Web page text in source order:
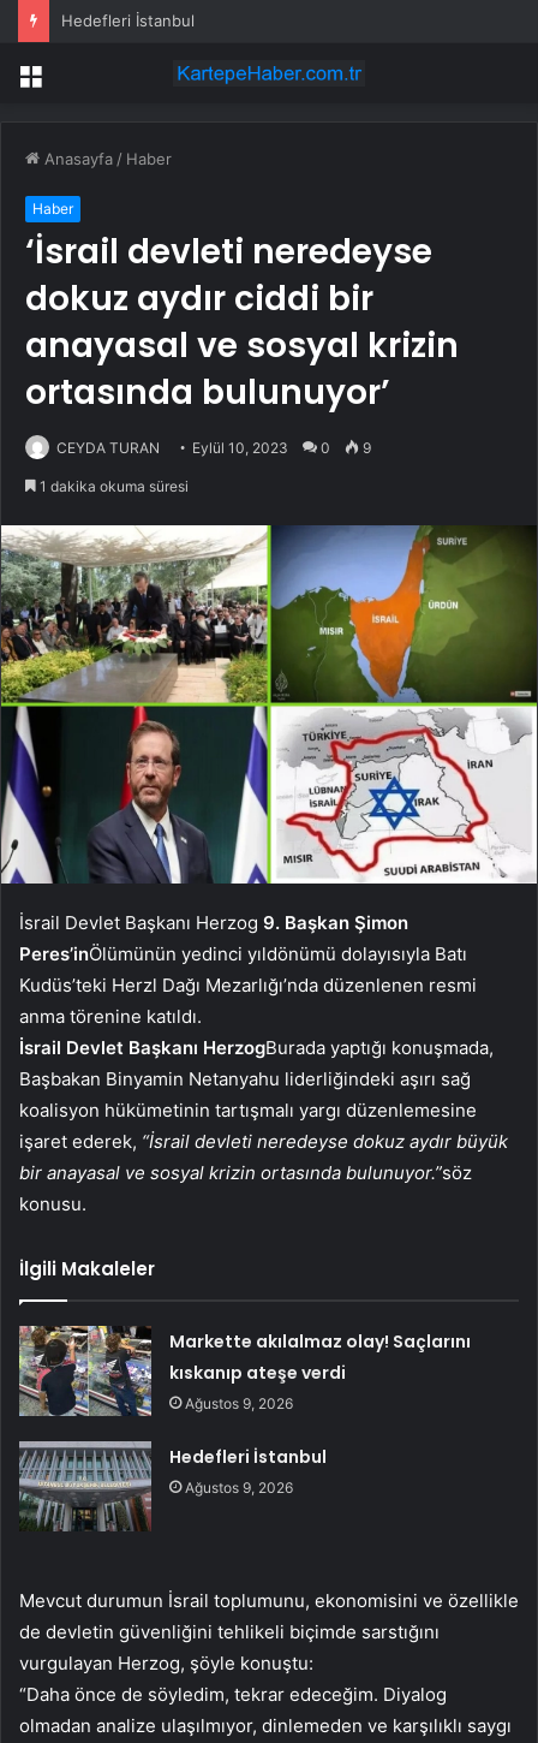
Hedefleri İstanbul
Menü
Anasayfa / Haber
Haber
‘İsrail devleti neredeyse
dokuz aydır ciddi bir
anayasal ve sosyal krizin
ortasında bulunuyor’
CEYDA TURAN Eylül 10, 2023 0 9
1 dakika okuma süresi
İsrail Devlet Başkanı Herzog 9. Başkan Şimon
Peres’inÖlümünün yedinci yıldönümü dolayısıyla Batı
Kudüs’teki Herzl Dağı Mezarlığı’nda düzenlenen resmi
anma törenine katıldı.
İsrail Devlet Başkanı HerzogBurada yaptığı konuşmada,
Başbakan Binyamin Netanyahu liderliğindeki aşırı sağ
koalisyon hükümetinin tartışmalı yargı düzenlemesine
işaret ederek, “İsrail devleti neredeyse dokuz aydır büyük
bir anayasal ve sosyal krizin ortasında bulunuyor.”söz
konusu.
İlgili Makaleler
Markette akılalmaz olay! Saçlarını
kıskanıp ateşe verdi
Ağustos 9, 2026
Hedefleri İstanbul
Ağustos 9, 2026
Mevcut durumun İsrail toplumunu, ekonomisini ve özellikle
de devletin güvenliğini tehlikeli biçimde sarstığını
vurgulayan Herzog, şöyle konuştu:
“Daha önce de söyledim, tekrar edeceğim. Diyalog
olmadan analize ulaşılmıyor, dinlemeden ve karşılıklı saygı